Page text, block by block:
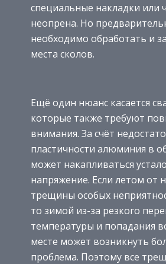
специальные накладки или
неопрена. Но
необходимо обработать и
места сколов.
Ещё один нюанс касается
которые также требуют
внимания. За счёт
пластичности алюминия в
может накапливаться
напряжение. Если летом от
трещины особых
то зимой из-за резкого
температуры и попадания
месте может возникнуть
проблема. Поэтому все